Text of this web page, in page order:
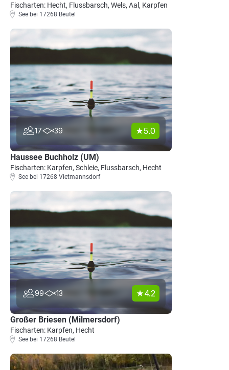
Fischarten: Hecht, Flussbarsch, Wels, Aal, Karpfen
See bei 17268 Beutel
17 39 5.0
Haussee Buchholz (UM)
Fischarten: Karpfen, Schleie, Flussbarsch, Hecht
See bei 17268 Vietmannsdorf
99 13 4.2
Großer Briesen (Milmersdorf)
Fischarten: Karpfen, Hecht
See bei 17268 Beutel